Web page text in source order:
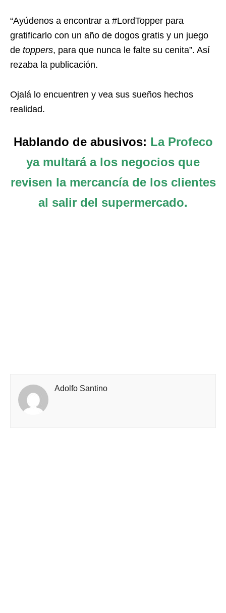
“Ayúdenos a encontrar a #LordTopper para
gratificarlo con un año de dogos gratis y un juego
de toppers, para que nunca le falte su cenita”. Así
rezaba la publicación.
Ojalá lo encuentren y vea sus sueños hechos
realidad.
Hablando de abusivos: La Profeco
ya multará a los negocios que
revisen la mercancía de los clientes
al salir del supermercado.
Adolfo Santino